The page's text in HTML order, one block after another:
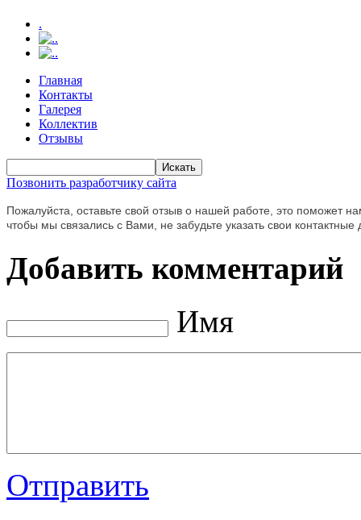
.
.
.
Главная
Контакты
Галерея
Коллектив
Отзывы
Позвонить разработчику сайта
Пожалуйста, оставьте свой отзыв о нашей работе, это поможет
чтобы мы связались с Вами, не забудьте указать свои контактные
Добавить комментарий
Имя
Отправить